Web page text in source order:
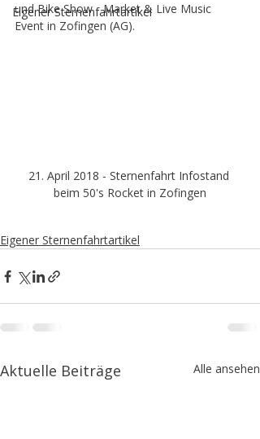
Eigener Sternenfahrtartikel
und Bike Show - Market & Live Music
Event in Zofingen (AG).
21. April 2018 - Sternenfahrt Infostand
beim 50's Rocket in Zofingen
Eigener Sternenfahrtartikel
Aktuelle Beiträge Alle ansehen